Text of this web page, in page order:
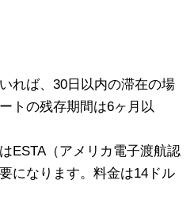
れば、30日以内の滞在の場
トの残存期間は6ヶ月以
ESTA（アメリカ電子渡航認
になります。料金は14ドル